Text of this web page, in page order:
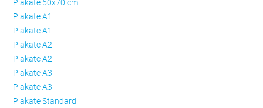
Plakate A1
Plakate A1
Plakate A2
Plakate A2
Plakate A3
Plakate A3
Plakate Standard